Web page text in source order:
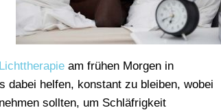
Lichttherapie am frühen Morgen in
dabei helfen, konstant zu bleiben, wobei
sollten, um Schläfrigkeit